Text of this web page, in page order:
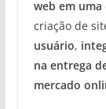
web em uma
criação de
usuário,
na entrega
mercado